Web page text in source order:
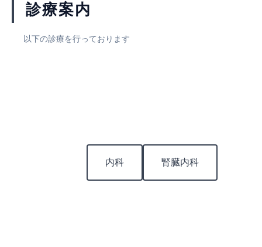
診療案内
以下の診療を行っております
内科 腎臓内科